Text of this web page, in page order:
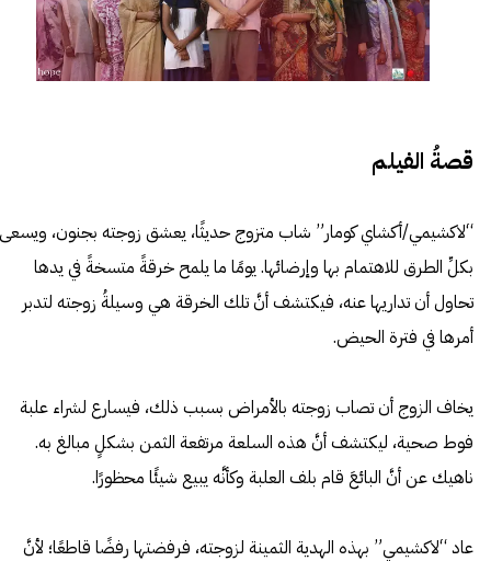
قصةُ الفيلم
“لاكشيمي/أكشاي كومار” شاب متزوج حديثًا، يعشق زوجته بجنون، ويسعى
بكلِّ الطرق للاهتمام بها وإرضائها. يومًا ما يلمح خرقةً متسخةً في يدها
تحاول أن تداريها عنه، فيكتشف أنَّ تلك الخرقة هي وسيلةُ زوجته لتدبر
أمرها في فترة الحيض.
يخاف الزوج أن تصاب زوجته بالأمراض بسبب ذلك، فيسارع لشراء علبة
فوط صحية، ليكتشف أنَّ هذه السلعة مرتفعة الثمن بشكلٍ مبالغ به.
ناهيك عن أنَّ البائعَ قام بلف العلبة وكأنَّه يبيع شيئًا محظورًا.
عاد “لاكشيمي” بهذه الهدية الثمينة لزوجته، فرفضتها رفضًا قاطعًا؛ لأنَّ